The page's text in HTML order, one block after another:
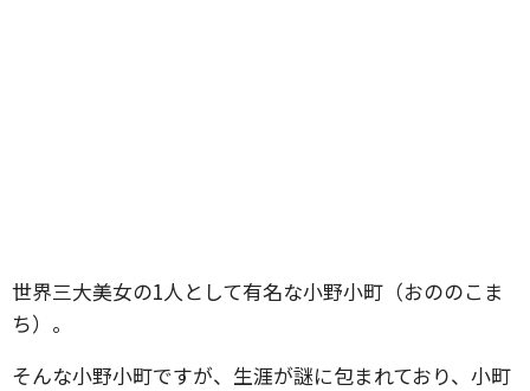
世界三大美女の1人として有名な小野小町（おののこま
ち）。
そんな小野小町ですが、生涯が謎に包まれており、小町